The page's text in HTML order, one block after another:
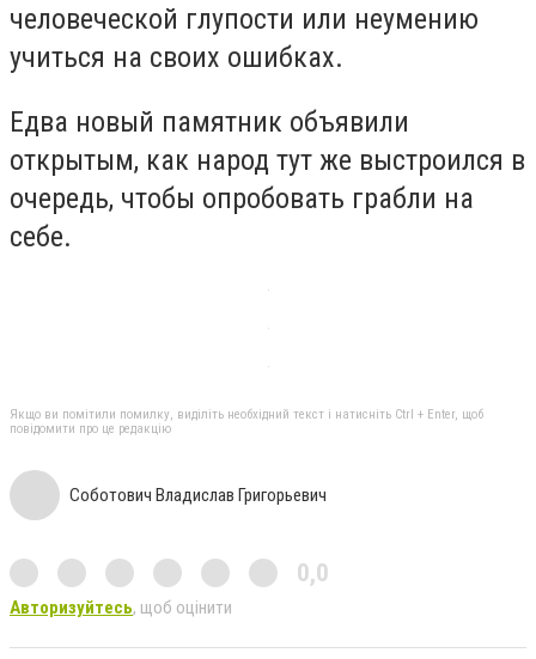
человеческой глупости или неумению
учиться на своих ошибках.
Едва новый памятник объявили
открытым, как народ тут же выстроился в
очередь, чтобы опробовать грабли на
себе.
Якщо ви помітили помилку, виділіть необхідний текст і натисніть Ctrl + Enter, щоб
повідомити про це редакцію
Соботович Владислав Григорьевич
0,0
Авторизуйтесь, щоб оцінити